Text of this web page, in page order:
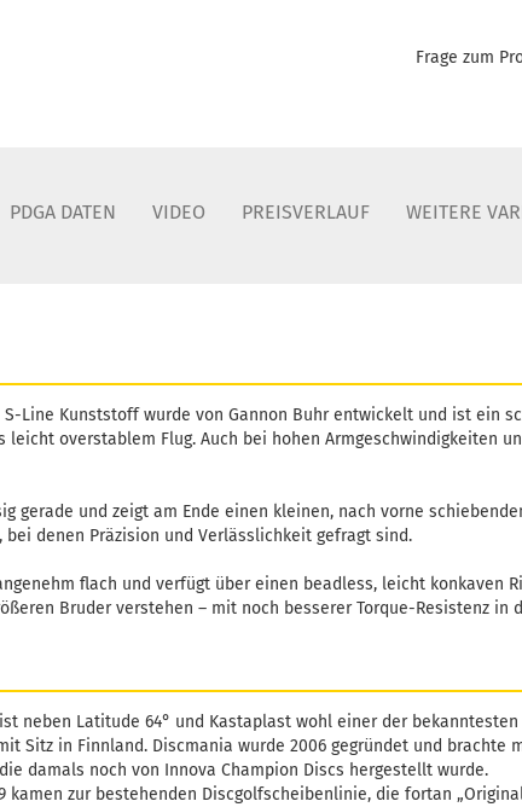
Frage zum
PDGA DATEN VIDEO PREISVERLAUF WEITERE
S-Line Kunststoff wurde von Gannon Buhr entwickelt und ist ein
leicht overstablem Flug. Auch bei hohen Armgeschwindigkeiten
gerade und zeigt am Ende einen kleinen, nach vorne
denen Präzision und Verlässlichkeit gefragt sind.
flach und verfügt über einen beadless, leicht konkaven
Bruder verstehen – mit noch besserer Torque-Resistenz in
neben Latitude 64° und Kastaplast wohl einer der
Sitz in Finnland. Discmania wurde 2006 gegründet und brachte
damals noch von Innova Champion Discs hergestellt wurde.
kamen zur bestehenden Discgolfscheibenlinie, die fortan